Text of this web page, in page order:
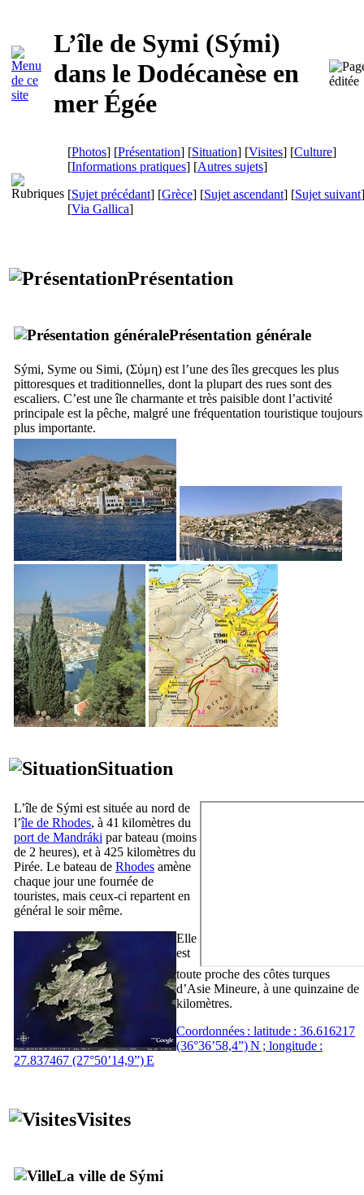
L’île de Symi (Sými)
dans le Dodécanèse en
mer Égée
[Photos] [Présentation] [Situation] [Visites] [Culture]
[Informations pratiques] [Autres sujets]
[Sujet précédant] [Grèce] [Sujet ascendant] [Sujet suivant]
[Via Gallica]
Présentation
Présentation générale
Sými, Syme ou Simi, (Σύμη) est l’une des îles grecques les plus
pittoresques et traditionnelles, dont la plupart des rues sont des
escaliers. C’est une île charmante et très paisible dont l’activité
principale est la pêche, malgré une fréquentation touristique toujours
plus importante.
Situation
L’île de Sými est située au nord de
l’île de Rhodes, à 41 kilomètres du
port de Mandráki par bateau (moins
de 2 heures), et à 425 kilomètres du
Pirée. Le bateau de Rhodes amène
chaque jour une fournée de
touristes, mais ceux-ci repartent en
général le soir même.
Elle
est
toute proche des côtes turques
d’Asie Mineure, à une quinzaine de
kilomètres.
Coordonnées : latitude : 36.616217
(36°36’58,4”) N ; longitude :
27.837467 (27°50’14,9”) E
Visites
La ville de Sými